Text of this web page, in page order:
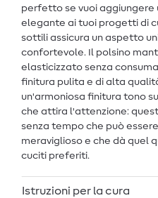
perfetto se vuoi aggiungere
elegante ai tuoi progetti di
sottili assicura un aspetto
confortevole. Il polsino
elasticizzato senza
finitura pulita e di alta
un'armoniosa finitura tono
che attira l'attenzione:
senza tempo che può
meraviglioso e che dà quel
cuciti preferiti.
Istruzioni per la cura